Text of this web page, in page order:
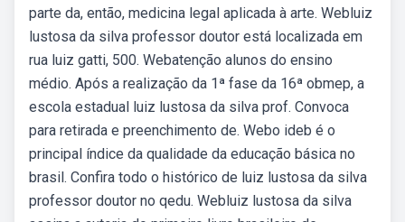
parte da, então, medicina legal aplicada à arte. Webluiz
lustosa da silva professor doutor está localizada em
rua luiz gatti, 500. Webatenção alunos do ensino
médio. Após a realização da 1ª fase da 16ª obmep, a
escola estadual luiz lustosa da silva prof. Convoca
para retirada e preenchimento de. Webo ideb é o
principal índice da qualidade da educação básica no
brasil. Confira todo o histórico de luiz lustosa da silva
professor doutor no qedu. Webluiz lustosa da silva